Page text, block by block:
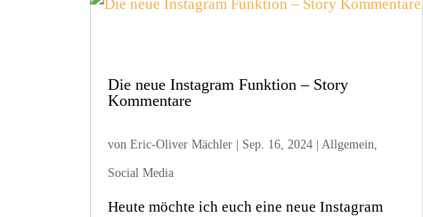
Die neue Instagram Funktion – Story
Kommentare
von Eric-Oliver Mächler| Sep. 16, 2024| Allgemein,
Social Media
Heute möchte ich euch eine neue Instagram